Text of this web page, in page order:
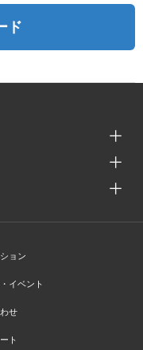
ド
ョン
イベント
せ
ト